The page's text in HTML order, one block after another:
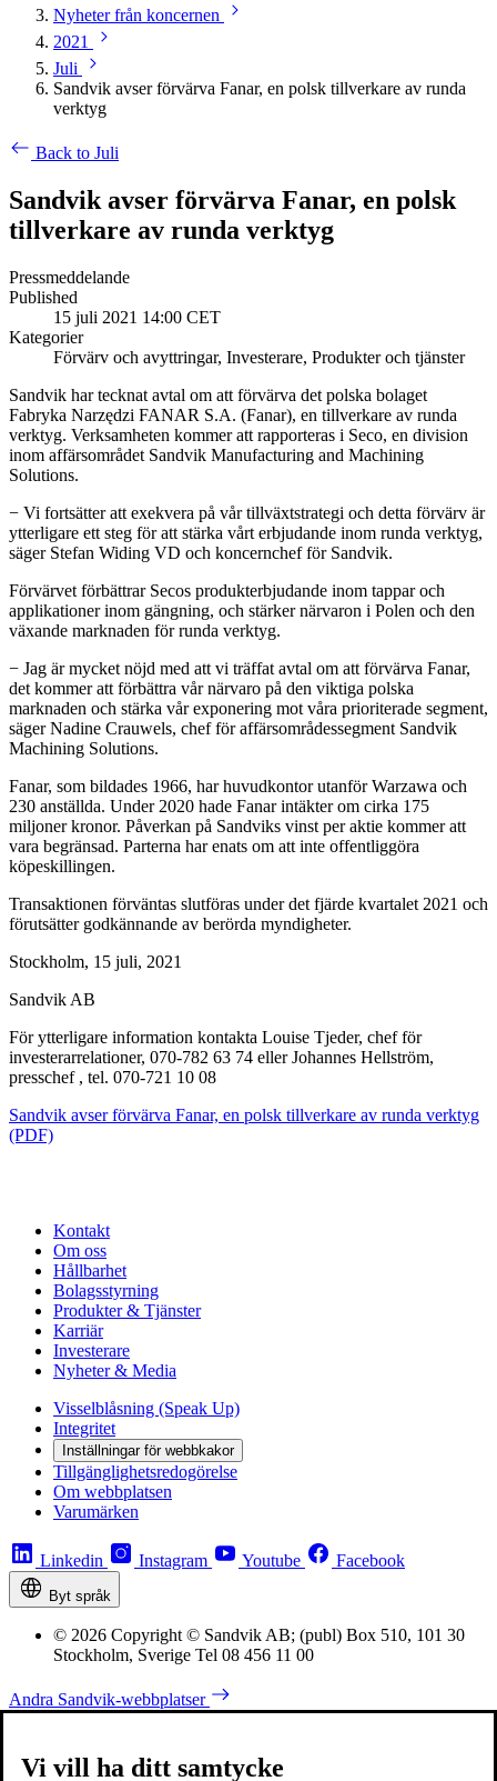
Nyheter från koncernen
2021
Juli
Sandvik avser förvärva Fanar, en polsk tillverkare av runda
verktyg
Back to Juli
Sandvik avser förvärva Fanar, en polsk
tillverkare av runda verktyg
Pressmeddelande
Published
15 juli 2021 14:00 CET
Kategorier
Förvärv och avyttringar, Investerare, Produkter och tjänster
Sandvik har tecknat avtal om att förvärva det polska bolaget
Fabryka Narzędzi FANAR S.A. (Fanar), en tillverkare av runda
verktyg. Verksamheten kommer att rapporteras i Seco, en division
inom affärsområdet Sandvik Manufacturing and Machining
Solutions.
− Vi fortsätter att exekvera på vår tillväxtstrategi och detta förvärv är
ytterligare ett steg för att stärka vårt erbjudande inom runda verktyg,
säger Stefan Widing VD och koncernchef för Sandvik.
Förvärvet förbättrar Secos produkterbjudande inom tappar och
applikationer inom gängning, och stärker närvaron i Polen och den
växande marknaden för runda verktyg.
− Jag är mycket nöjd med att vi träffat avtal om att förvärva Fanar,
det kommer att förbättra vår närvaro på den viktiga polska
marknaden och stärka vår exponering mot våra prioriterade segment,
säger Nadine Crauwels, chef för affärsområdessegment Sandvik
Machining Solutions.
Fanar, som bildades 1966, har huvudkontor utanför Warzawa och
230 anställda. Under 2020 hade Fanar intäkter om cirka 175
miljoner kronor. Påverkan på Sandviks vinst per aktie kommer att
vara begränsad. Parterna har enats om att inte offentliggöra
köpeskillingen.
Transaktionen förväntas slutföras under det fjärde kvartalet 2021 och
förutsätter godkännande av berörda myndigheter.
Stockholm, 15 juli, 2021
Sandvik AB
För ytterligare information kontakta Louise Tjeder, chef för
investerarrelationer, 070-782 63 74 eller Johannes Hellström,
presschef , tel. 070-721 10 08
Sandvik avser förvärva Fanar, en polsk tillverkare av runda verktyg
(PDF)
Kontakt
Om oss
Hållbarhet
Bolagsstyrning
Produkter & Tjänster
Karriär
Investerare
Nyheter & Media
Visselblåsning (Speak Up)
Integritet
Inställningar för webbkakor
Tillgänglighetsredogörelse
Om webbplatsen
Varumärken
Linkedin Instagram Youtube Facebook
Byt språk
© 2026 Copyright © Sandvik AB; (publ) Box 510, 101 30
Stockholm, Sverige Tel 08 456 11 00
Andra Sandvik-webbplatser
Vi vill ha ditt samtycke